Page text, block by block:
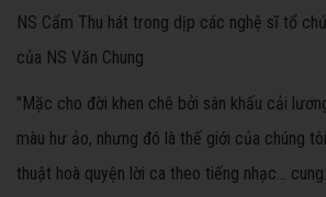
NS Cẩm Thu hát trong dịp các nghệ sĩ tổ
của NS Văn Chung
"Mặc cho đời khen chê bởi sân khấu cải
màu hư ảo, nhưng đó là thế giới của chúng
thuật hoà quyện lời ca theo tiếng nhạc...